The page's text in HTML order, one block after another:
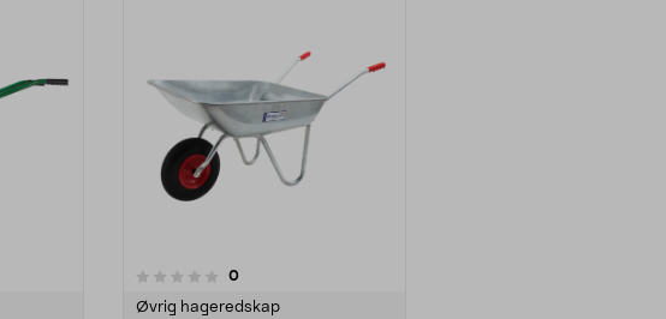
0anmeldelser
Øvrig hageredskap